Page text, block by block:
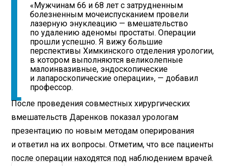
«Мужчинам 66 и 68 лет с затрудненным
болезненным мочеиспусканием провели
лазерную энуклеацию — вмешательство
по удалению аденомы простаты. Операции
прошли успешно. Я вижу большие
перспективы Химкинского отделения урологии,
в котором выполняются великолепные
малоинвазивные, эндоскопические
и лапароскопические операции», — добавил
профессор.
После проведения совместных хирургических
вмешательств Даренков показал урологам
презентацию по новым методам оперирования
и ответил на их вопросы. Отметим, что все пациенты
после операции находятся под наблюдением врачей.